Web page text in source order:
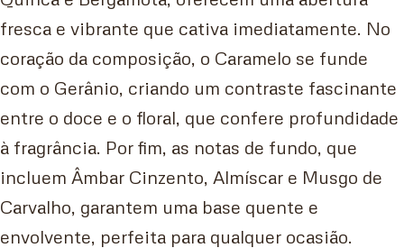
fresca e vibrante que cativa imediatamente. No
coração da composição, o Caramelo se funde
com o Gerânio, criando um contraste fascinante
entre o doce e o floral, que confere profundidade
à fragrância. Por fim, as notas de fundo, que
incluem Âmbar Cinzento, Almíscar e Musgo de
Carvalho, garantem uma base quente e
envolvente, perfeita para qualquer ocasião.